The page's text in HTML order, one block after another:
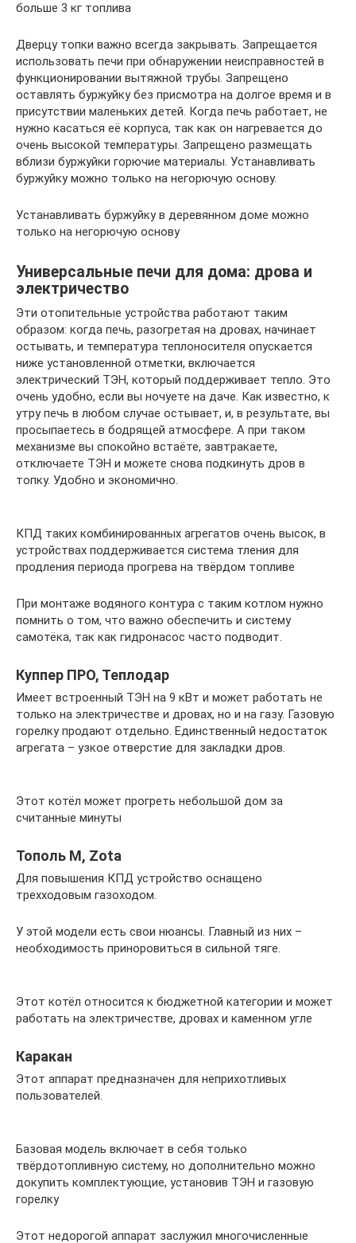
больше 3 кг топлива
Дверцу топки важно всегда закрывать. Запрещается
использовать печи при обнаружении неисправностей в
функционировании вытяжной трубы. Запрещено
оставлять буржуйку без присмотра на долгое время и в
присутствии маленьких детей. Когда печь работает, не
нужно касаться её корпуса, так как он нагревается до
очень высокой температуры. Запрещено размещать
вблизи буржуйки горючие материалы. Устанавливать
буржуйку можно только на негорючую основу.
Устанавливать буржуйку в деревянном доме можно
только на негорючую основу
Универсальные печи для дома: дрова и
электричество
Эти отопительные устройства работают таким
образом: когда печь, разогретая на дровах, начинает
остывать, и температура теплоносителя опускается
ниже установленной отметки, включается
электрический ТЭН, который поддерживает тепло. Это
очень удобно, если вы ночуете на даче. Как известно, к
утру печь в любом случае остывает, и, в результате, вы
просыпаетесь в бодрящей атмосфере. А при таком
механизме вы спокойно встаёте, завтракаете,
отключаете ТЭН и можете снова подкинуть дров в
топку. Удобно и экономично.
КПД таких комбинированных агрегатов очень высок, в
устройствах поддерживается система тления для
продления периода прогрева на твёрдом топливе
При монтаже водяного контура с таким котлом нужно
помнить о том, что важно обеспечить и систему
самотёка, так как гидронасос часто подводит.
Куппер ПРО, Теплодар
Имеет встроенный ТЭН на 9 кВт и может работать не
только на электричестве и дровах, но и на газу. Газовую
горелку продают отдельно. Единственный недостаток
агрегата – узкое отверстие для закладки дров.
Этот котёл может прогреть небольшой дом за
считанные минуты
Тополь М, Zota
Для повышения КПД устройство оснащено
трехходовым газоходом.
У этой модели есть свои нюансы. Главный из них –
необходимость приноровиться в сильной тяге.
Этот котёл относится к бюджетной категории и может
работать на электричестве, дровах и каменном угле
Каракан
Этот аппарат предназначен для неприхотливых
пользователей.
Базовая модель включает в себя только
твёрдотопливную систему, но дополнительно можно
докупить комплектующие, установив ТЭН и газовую
горелку
Этот недорогой аппарат заслужил многочисленные